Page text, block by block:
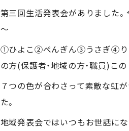
第三回生活発表会がありました
～
①ひよこ②ぺんぎん③うさぎ④
の方(保護者・地域の方・職員)この
７つの色が合わさって素敵な虹
た。
地域発表会ではいつもお世話に